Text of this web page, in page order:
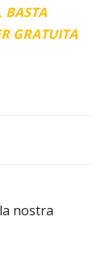
BASTA
GRATUITA
nostra